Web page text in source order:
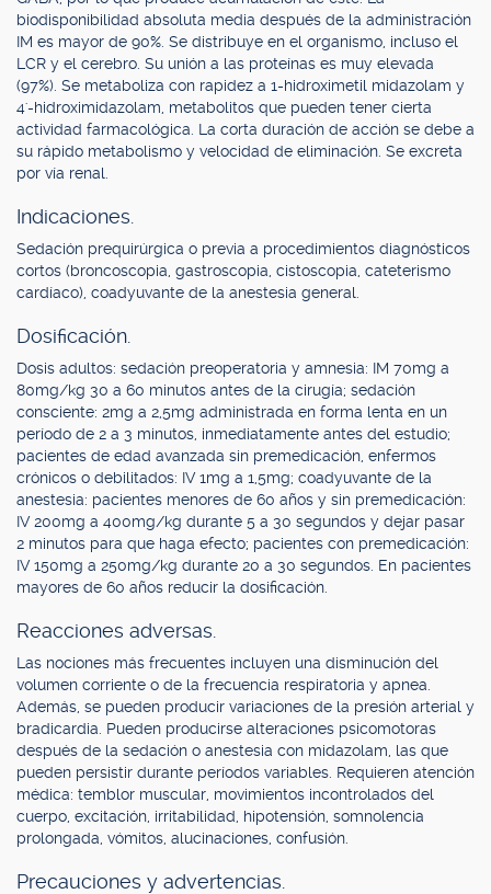
biodisponibilidad absoluta media después de la administración
IM es mayor de 90%. Se distribuye en el organismo, incluso el
LCR y el cerebro. Su unión a las proteínas es muy elevada
(97%). Se metaboliza con rapidez a 1-hidroximetil midazolam y
4'-hidroximidazolam, metabolitos que pueden tener cierta
actividad farmacológica. La corta duración de acción se debe a
su rápido metabolismo y velocidad de eliminación. Se excreta
por vía renal.
Indicaciones.
Sedación prequirúrgica o previa a procedimientos diagnósticos
cortos (broncoscopia, gastroscopia, cistoscopia, cateterismo
cardíaco), coadyuvante de la anestesia general.
Dosificación.
Dosis adultos: sedación preoperatoria y amnesia: IM 70mg a
80mg/kg 30 a 60 minutos antes de la cirugía; sedación
consciente: 2mg a 2,5mg administrada en forma lenta en un
período de 2 a 3 minutos, inmediatamente antes del estudio;
pacientes de edad avanzada sin premedicación, enfermos
crónicos o debilitados: IV 1mg a 1,5mg; coadyuvante de la
anestesia: pacientes menores de 60 años y sin premedicación:
IV 200mg a 400mg/kg durante 5 a 30 segundos y dejar pasar
2 minutos para que haga efecto; pacientes con premedicación:
IV 150mg a 250mg/kg durante 20 a 30 segundos. En pacientes
mayores de 60 años reducir la dosificación.
Reacciones adversas.
Las nociones más frecuentes incluyen una disminución del
volumen corriente o de la frecuencia respiratoria y apnea.
Además, se pueden producir variaciones de la presión arterial y
bradicardia. Pueden producirse alteraciones psicomotoras
después de la sedación o anestesia con midazolam, las que
pueden persistir durante períodos variables. Requieren atención
médica: temblor muscular, movimientos incontrolados del
cuerpo, excitación, irritabilidad, hipotensión, somnolencia
prolongada, vómitos, alucinaciones, confusión.
Precauciones y advertencias.